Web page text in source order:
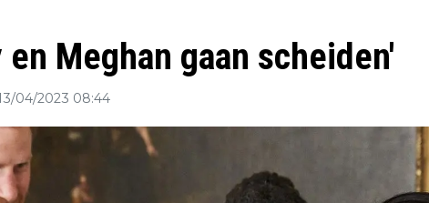
Meghan gaan scheiden'
04/2023 08:44